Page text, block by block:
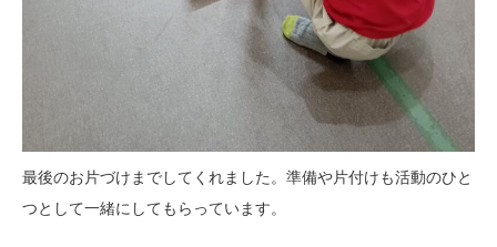
最後のお片づけまでしてくれました。準備や片付けも活動のひと
つとして一緒にしてもらっています。